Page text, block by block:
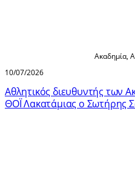
Ακαδημία,
10/07/2026
Αθλητικός διευθυντής των
ΘΟΪ Λακατάμιας ο Σωτήρης